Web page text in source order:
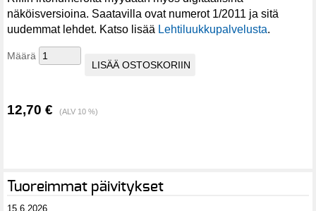
näköisversioina. Saatavilla ovat numerot 1/2011 ja sitä
uudemmat lehdet. Katso lisää Lehtiluukkupalvelusta.
Määrä
12,70 € (ALV 10 %)
Tuoreimmat päivitykset
15.6.2026